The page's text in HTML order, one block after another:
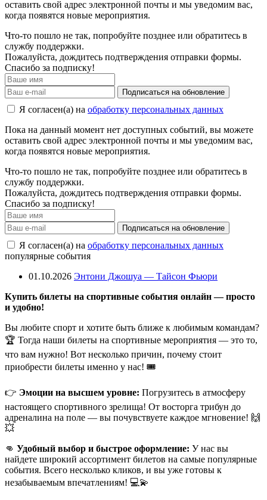
оставить свой адрес электронной почты и мы уведомим вас,
когда появятся новые мероприятия.
Что-то пошло не так, попробуйте позднее или обратитесь в
службу поддержки.
Пожалуйста, дождитесь подтверждения отправки формы.
Спасибо за подписку!
Подписаться на обновление
Я согласен(а) на обработку персональных данных
Пока на данный момент нет доступных событий, вы можете
оставить свой адрес электронной почты и мы уведомим вас,
когда появятся новые мероприятия.
Что-то пошло не так, попробуйте позднее или обратитесь в
службу поддержки.
Пожалуйста, дождитесь подтверждения отправки формы.
Спасибо за подписку!
Подписаться на обновление
Я согласен(а) на обработку персональных данных
популярные события
01.10.2026 Энтони Джошуа — Тайсон Фьюри
Купить билеты на спортивные события онлайн — просто
и удобно!
Вы любите спорт и хотите быть ближе к любимым командам?
🏆 Тогда наши билеты на спортивные мероприятия — это то,
что вам нужно! Вот несколько причин, почему стоит
приобрести билеты именно у нас! 🎟
👉 Эмоции на высшем уровне: Погрузитесь в атмосферу
настоящего спортивного зрелища! От восторга трибун до
адреналина на поле — вы почувствуете каждое мгновение! 🙌
💥
👊 Удобный выбор и быстрое оформление: У нас вы
найдете широкий ассортимент билетов на самые популярные
события. Всего несколько кликов, и вы уже готовы к
незабываемым впечатлениям! 💻💫